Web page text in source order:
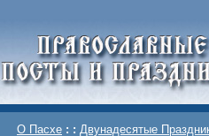
О Пасхе : : Двунадесятые